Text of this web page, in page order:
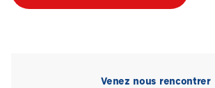
Venez nous rencontrer